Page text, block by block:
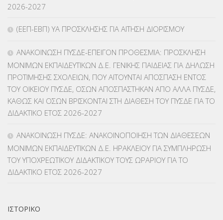
ΚΠγ – ΚΡΑΤΙΚΟ ΠΙΣΤΟΠΟΙΗΤΙΚΟ ΓΛΩΣΣΟΜΑΘΕΙΑΣ
ΚΠπ- ΚΡΑΤΙΚΟ ΠΙΣΤΟΠΟΙΗΤΙΚΟ ΠΛΗΡΟΦΟΡΙΚΗΣ(12)
ΛΟΙΠΑ(309)
ΜΑΘΗΤΕΙΑ(275)
ΜΕΤΑΘΕΣΕΙΣ-ΤΟΠΟΘΕΤΗΣΕΙΣ ΒΕΛΤΙΩΣΕΙΣ(319)
ΜΕΤΑΦΟΡΑ ΜΑΘΗΤΩΝ(3)
ΝΟΜΟΘΕΣΙΑ(66)
2026-2027
(ΕΕΠ-ΕΒΠ) ΥΑ ΠΡΟΣΚΛΗΣΗΣ ΓΙΑ ΑΙΤΗΣΗ ΔΙΟΡΙΣΜΟΥ
ΑΝΑΚΟΙΝΩΣΗ ΠΥΣΔΕ-ΕΠΕΙΓΟΝ ΠΡΟΘΕΣΜΙΑ: ΠΡΟΣΚΛΗΣΗ
ΜΟΝΙΜΩΝ ΕΚΠΑΙΔΕΥΤΙΚΩΝ Δ.Ε. ΓΕΝΙΚΗΣ ΠΑΙΔΕΙΑΣ ΓΙΑ ΔΗΛΩΣΗ
ΠΡΟΤΙΜΗΣΗΣ ΣΧΟΛΕΙΩΝ, ΠΟΥ ΑΙΤΟΥΝΤΑΙ ΑΠΟΣΠΑΣΗ ΕΝΤΟΣ
ΤΟΥ ΟΙΚΕΙΟΥ ΠΥΣΔΕ, ΟΣΩΝ ΑΠΟΣΠΑΣΤΗΚΑΝ ΑΠΟ ΑΛΛΑ ΠΥΣΔΕ,
ΚΑΘΩΣ ΚΑΙ ΟΣΩΝ ΒΡΙΣΚΟΝΤΑΙ ΣΤΗ ΔΙΑΘΕΣΗ ΤΟΥ ΠΥΣΔΕ ΓΙΑ ΤΟ
ΔΙΔΑΚΤΙΚΟ ΕΤΟΣ 2026-2027
ΑΝΑΚΟΙΝΩΣΗ ΠΥΣΔΕ: ΑΝΑΚΟΙΝΟΠΟΙΗΣΗ ΤΩΝ ΔΙΑΘΕΣΕΩΝ
ΜΟΝΙΜΩΝ ΕΚΠΑΙΔΕΥΤΙΚΩΝ Δ.Ε. ΗΡΑΚΛΕΙΟΥ ΓΙΑ ΣΥΜΠΛΗΡΩΣΗ
ΤΟΥ ΥΠΟΧΡΕΩΤΙΚΟΥ ΔΙΔΑΚΤΙΚΟΥ ΤΟΥΣ ΩΡΑΡΙΟΥ ΓΙΑ ΤΟ
ΔΙΔΑΚΤΙΚΟ ΕΤΟΣ 2026-2027
ΙΣΤΟΡΙΚΌ